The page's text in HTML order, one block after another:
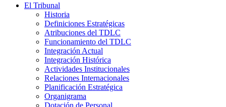
El Tribunal
Historia
Definiciones Estratégicas
Atribuciones del TDLC
Funcionamiento del TDLC
Integración Actual
Integración Histórica
Actividades Institucionales
Relaciones Internacionales
Planificación Estratégica
Organigrama
Dotación de Personal